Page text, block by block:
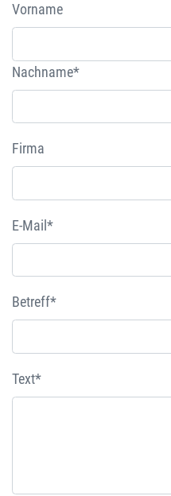
Vorname
Nachname*
Firma
E-Mail*
Betreff*
Text*